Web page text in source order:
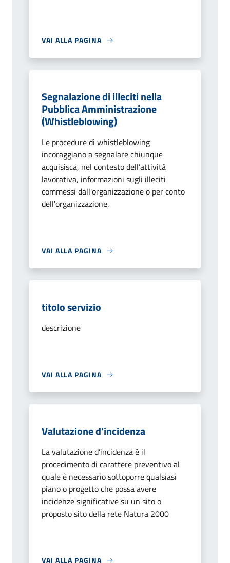
VAI ALLA PAGINA
Segnalazione di illeciti nella
Pubblica Amministrazione
(Whistleblowing)
Le procedure di whistleblowing
incoraggiano a segnalare chiunque
acquisisca, nel contesto dell’attività
lavorativa, informazioni sugli illeciti
commessi dall'organizzazione o per conto
dell'organizzazione.
VAI ALLA PAGINA
titolo servizio
descrizione
VAI ALLA PAGINA
Valutazione d'incidenza
La valutazione d’incidenza è il
procedimento di carattere preventivo al
quale è necessario sottoporre qualsiasi
piano o progetto che possa avere
incidenze significative su un sito o
proposto sito della rete Natura 2000
VAI ALLA PAGINA